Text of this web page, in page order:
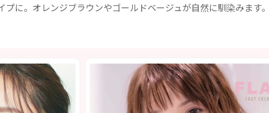
に。オレンジブラウンやゴールドベージュが自然に馴染みます。